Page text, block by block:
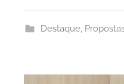
Destaque,